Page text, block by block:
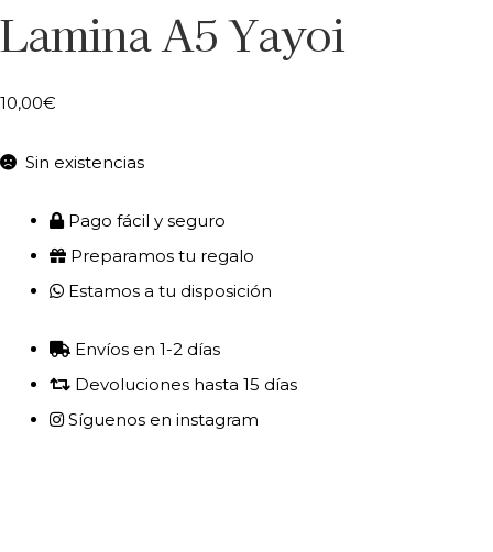
Lamina A5 Yayoi
10,00€
Sin existencias
Pago fácil y seguro
Preparamos tu regalo
Estamos a tu disposición
Envíos en 1-2 días
Devoluciones hasta 15 días
Síguenos en instagram